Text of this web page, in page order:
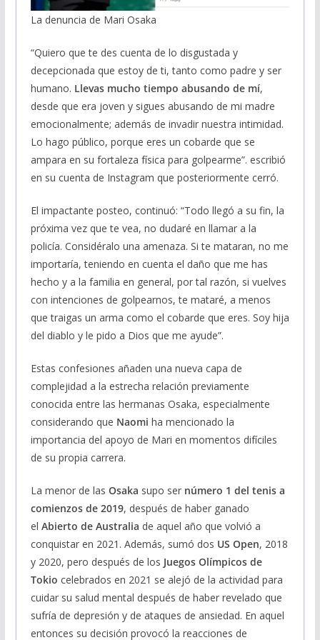
La denuncia de Mari Osaka
“Quiero que te des cuenta de lo disgustada y
decepcionada que estoy de ti, tanto como padre y ser
humano. Llevas mucho tiempo abusando de mí,
desde que era joven y sigues abusando de mi madre
emocionalmente; además de invadir nuestra intimidad.
Lo hago público, porque eres un cobarde que se
ampara en su fortaleza física para golpearme”. escribió
en su cuenta de Instagram que posteriormente cerró.
El impactante posteo, continuó: “Todo llegó a su fin, la
próxima vez que te vea, no dudaré en llamar a la
policía. Considéralo una amenaza. Si te mataran, no me
importaría, teniendo en cuenta el daño que me has
hecho y a la familia en general, por tal razón, si vuelves
con intenciones de golpearnos, te mataré, a menos
que traigas un arma como el cobarde que eres. Soy hija
del diablo y le pido a Dios que me ayude”.
Estas confesiones añaden una nueva capa de
complejidad a la estrecha relación previamente
conocida entre las hermanas Osaka, especialmente
considerando que Naomi ha mencionado la
importancia del apoyo de Mari en momentos difíciles
de su propia carrera.
La menor de las Osaka supo ser número 1 del tenis a
comienzos de 2019, después de haber ganado
el Abierto de Australia de aquel año que volvió a
conquistar en 2021. Además, sumó dos US Open, 2018
y 2020, pero después de los Juegos Olímpicos de
Tokio celebrados en 2021 se alejó de la actividad para
cuidar su salud mental después de haber revelado que
sufría de depresión y de ataques de ansiedad. En aquel
entonces su decisión provocó la reacciones de